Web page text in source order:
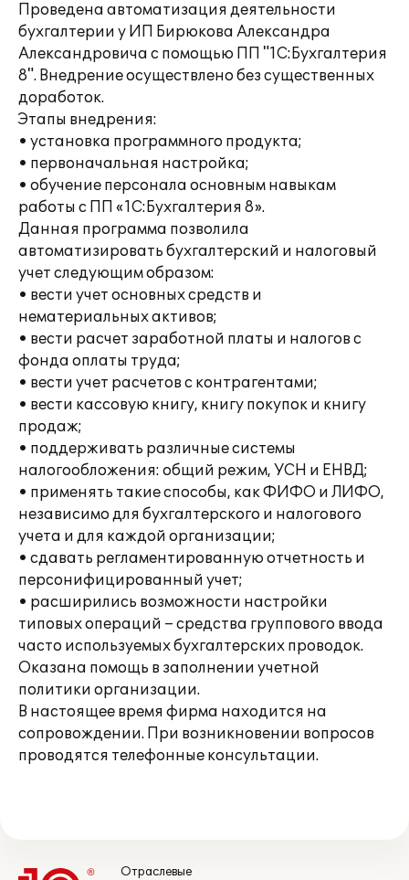
Проведена автоматизация деятельности
бухгалтерии у ИП Бирюкова Александра
Александровича с помощью ПП "1С:Бухгалтерия
8". Внедрение осуществлено без существенных
доработок.
Этапы внедрения:
• установка программного продукта;
• первоначальная настройка;
• обучение персонала основным навыкам
работы с ПП «1С:Бухгалтерия 8».
Данная программа позволила
автоматизировать бухгалтерский и налоговый
учет следующим образом:
• вести учет основных средств и
нематериальных активов;
• вести расчет заработной платы и налогов с
фонда оплаты труда;
• вести учет расчетов с контрагентами;
• вести кассовую книгу, книгу покупок и книгу
продаж;
• поддерживать различные системы
налогообложения: общий режим, УСН и ЕНВД;
• применять такие способы, как ФИФО и ЛИФО,
независимо для бухгалтерского и налогового
учета и для каждой организации;
• сдавать регламентированную отчетность и
персонифицированный учет;
• расширились возможности настройки
типовых операций – средства группового ввода
часто используемых бухгалтерских проводок.
Оказана помощь в заполнении учетной
политики организации.
В настоящее время фирма находится на
сопровождении. При возникновении вопросов
проводятся телефонные консультации.
Отраслевые